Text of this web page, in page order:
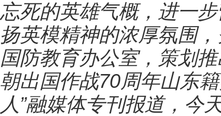
忘死的英雄气概，进一
扬英模精神的浓厚氛围，
国防教育办公室，策划
朝出国作战70周年山东
人”融媒体专刊报道，今